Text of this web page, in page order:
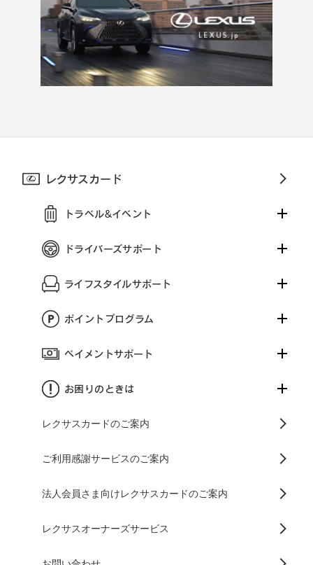
レクサスカード
トラベル&イベント
ドライバーズサポート
ライフスタイルサポート
ポイントプログラム
ペイメントサポート
お困りのときは
レクサスカードのご案内
ご利用感謝サービスのご案内
法人会員さま向けレクサスカードのご案内
レクサスオーナーズサービス